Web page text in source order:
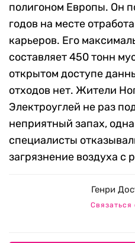
полигоном Европы. Он
годов на месте
карьеров. Его
составляет 450 тонн
открытом доступе
отходов нет. Жители
Электроуглей не раз
неприятный запах,
специалисты
загрязнение воздуха с
Генри
Связаться